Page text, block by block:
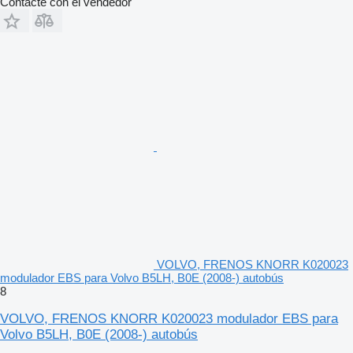
VOLVO, FRENOS KNORR K020023
modulador EBS para Volvo B5LH, B0E (2008-) autobús
8
VOLVO, FRENOS KNORR K020023 modulador EBS para
Volvo B5LH, B0E (2008-) autobús